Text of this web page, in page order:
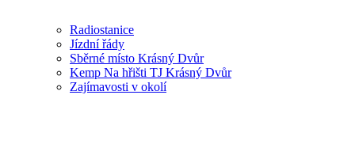
Radiostanice
Jízdní řády
Sběrné místo Krásný Dvůr
Kemp Na hřišti TJ Krásný Dvůr
Zajímavosti v okolí